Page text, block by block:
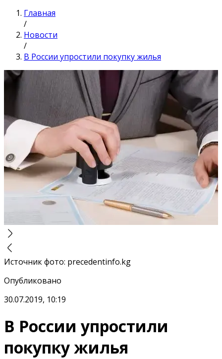
Главная
/
Новости
/
В России упростили покупку жилья
Источник фото: precedentinfo.kg
Опубликовано
30.07.2019, 10:19
В России упростили
покупку жилья